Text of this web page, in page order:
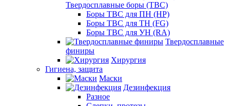
Твердосплавные боры (ТВС)
Боры ТВС для ПН (HP)
Боры ТВС для ТН (FG)
Боры ТВС для УН (RA)
Твердосплавные
финиры
Хирургия
Гигиена, защита
Маски
Дезинфекция
Разное